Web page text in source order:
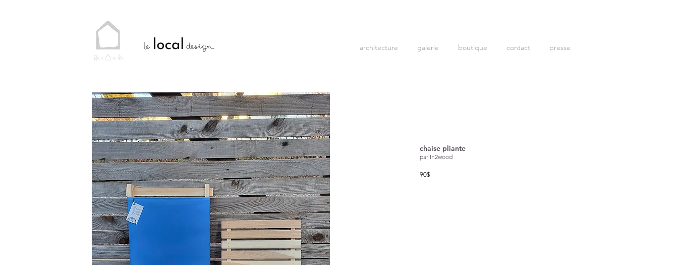
architecture galerie boutique contact presse
chaise pliante
par In2wood
90$